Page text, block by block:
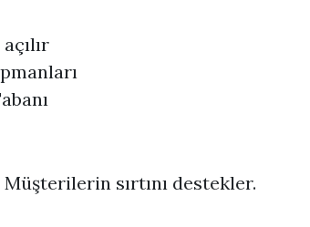
Müşterilerin sırtını destekler.